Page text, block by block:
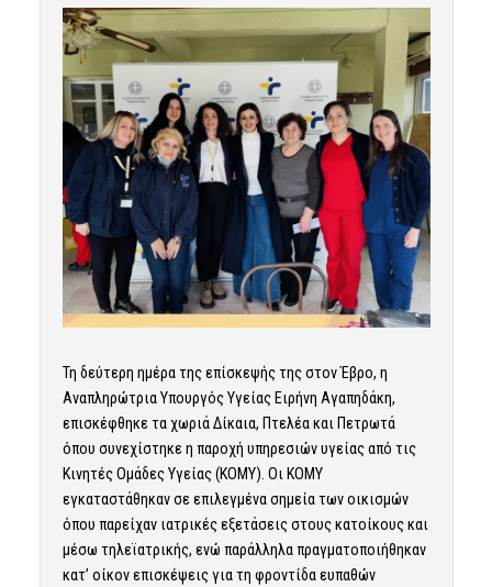
Τη δεύτερη ημέρα της επίσκεψής της στον Έβρο, η
Αναπληρώτρια Υπουργός Υγείας Ειρήνη Αγαπηδάκη,
επισκέφθηκε τα χωριά Δίκαια, Πτελέα και Πετρωτά
όπου συνεχίστηκε η παροχή υπηρεσιών υγείας από τις
Κινητές Ομάδες Υγείας (ΚΟΜΥ). Οι ΚΟΜΥ
εγκαταστάθηκαν σε επιλεγμένα σημεία των οικισμών
όπου παρείχαν ιατρικές εξετάσεις στους κατοίκους και
μέσω τηλεϊατρικής, ενώ παράλληλα πραγματοποιήθηκαν
κατ’ οίκον επισκέψεις για τη φροντίδα ευπαθών